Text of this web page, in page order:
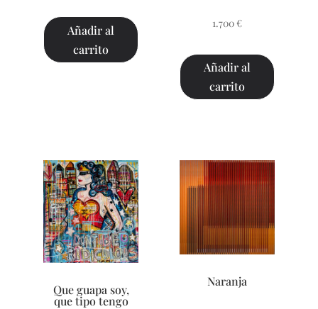
Añadir al
carrito
1.700 €
Añadir al
carrito
Que guapa soy,
que tipo tengo
Naranja